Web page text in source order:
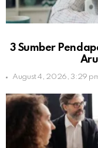
3 Sumber
August 4, 2026, 3:29